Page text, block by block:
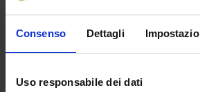
Consenso Dettagli
Uso responsabile dei dati
Presentazione
Come iscriversi e Requisiti di
Piani didattici